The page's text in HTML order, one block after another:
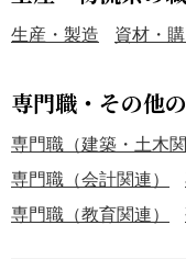
生産・製造 資材・
専門職・その他
専門職（建築・土木関
専門職（会計関連）
専門職（教育関連）